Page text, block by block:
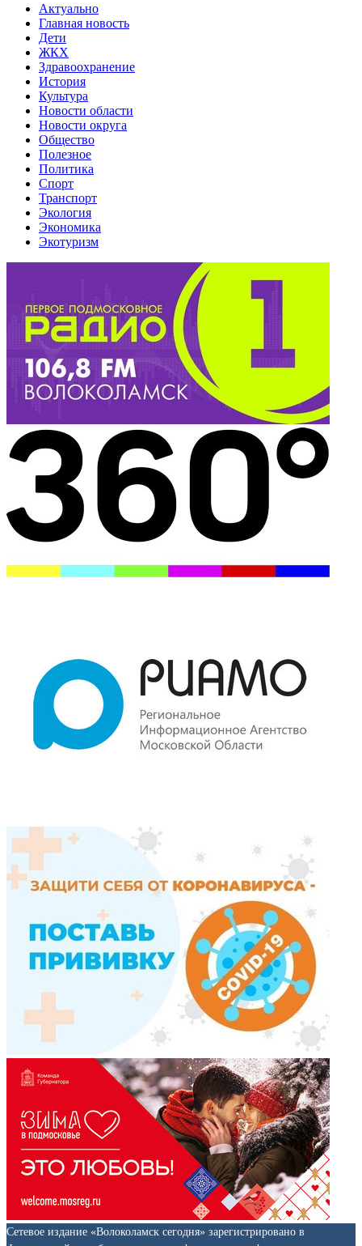
Актуально
Главная новость
Дети
ЖКХ
Здравоохранение
История
Культура
Новости области
Новости округа
Общество
Полезное
Политика
Спорт
Транспорт
Экология
Экономика
Экотуризм
Сетевое издание «Волоколамск сегодня» зарегистрировано в